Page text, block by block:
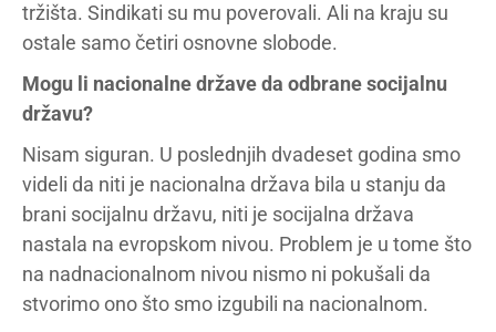
tržišta. Sindikati su mu poverovali. Ali na kraju su
ostale samo četiri osnovne slobode.
Mogu li nacionalne države da odbrane socijalnu
državu?
Nisam siguran. U poslednjih dvadeset godina smo
videli da niti je nacionalna država bila u stanju da
brani socijalnu državu, niti je socijalna država
nastala na evropskom nivou. Problem je u tome što
na nadnacionalnom nivou nismo ni pokušali da
stvorimo ono što smo izgubili na nacionalnom.